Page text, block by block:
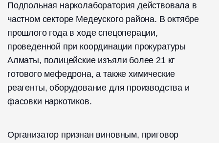
Подпольная нарколаборатория действовала в
частном секторе Медеуского района. В октябре
прошлого года в ходе спецоперации,
проведенной при координации прокуратуры
Алматы, полицейские изъяли более 21 кг
готового мефедрона, а также химические
реагенты, оборудование для производства и
фасовки наркотиков.
Организатор признан виновным, приговор